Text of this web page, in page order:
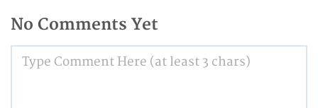
No Comments Yet
Type Comment Here (at least 3 chars)